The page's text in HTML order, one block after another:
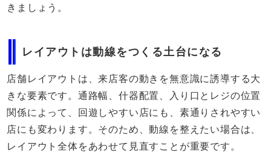
きましょう。
レイアウトは動線をつくる土台になる
店舗レイアウトは、来店客の動きを無意識に誘導する大
きな要素です。通路幅、什器配置、入り口とレジの位置
関係によって、回遊しやすい店にも、素通りされやすい
店にも変わります。そのため、動線を整えたい場合は、
レイアウト全体をあわせて見直すことが重要です。